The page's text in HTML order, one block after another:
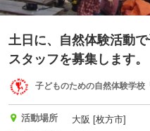
土日に、自然体験活動
スタッフを募集します。
子どものための自然体験学校
活動場所
大阪 [枚方市]